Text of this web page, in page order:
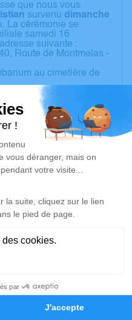
Hommages
que nous vous
survenu dimanche
La cérémonie se
samedi 16
suivante :
Route de Montmelas -
au cimetière de
apporté en cette
vous attendons à la
de l'église
hommage est
Je rends hommage